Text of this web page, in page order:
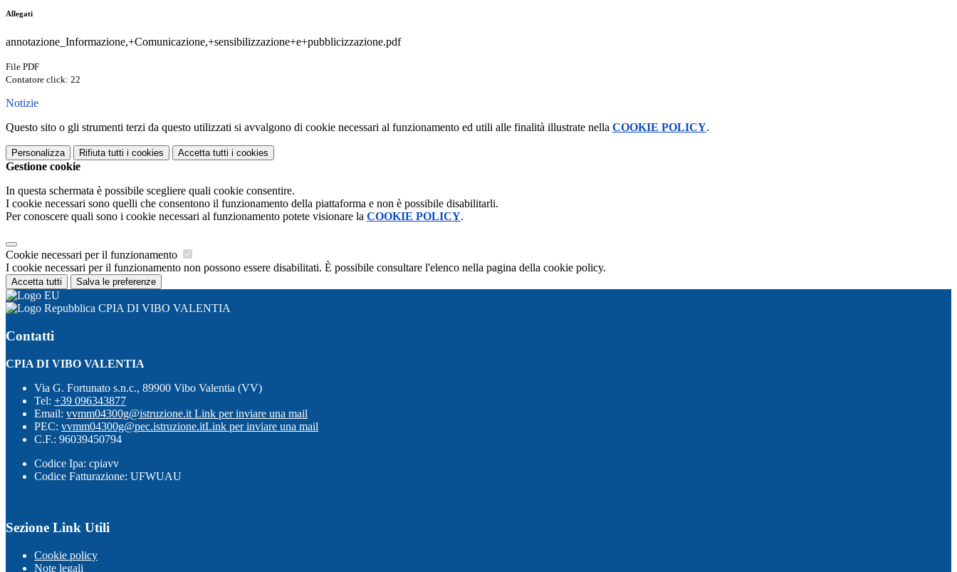
Allegati
annotazione_Informazione,+Comunicazione,+sensibilizzazione+e+pubblicizzazione.pdf
File PDF
Contatore click: 22
Notizie
Questo sito o gli strumenti terzi da questo utilizzati si avvalgono di cookie necessari al funzionamento ed utili alle finalità illustrate nella COOKIE POLICY.
Personalizza Rifiuta tutti i cookies Accetta tutti i cookies
Gestione cookie
In questa schermata è possibile scegliere quali cookie consentire.
I cookie necessari sono quelli che consentono il funzionamento della piattaforma e non è possibile disabilitarli.
Per conoscere quali sono i cookie necessari al funzionamento potete visionare la COOKIE POLICY.
Cookie necessari per il funzionamento
I cookie necessari per il funzionamento non possono essere disabilitati. È possibile consultare l'elenco nella pagina della cookie policy.
Accetta tutti Salva le preferenze
CPIA DI VIBO VALENTIA
Contatti
CPIA DI VIBO VALENTIA
Via G. Fortunato s.n.c., 89900 Vibo Valentia (VV)
Tel: +39 096343877
Email: vvmm04300g@istruzione.it Link per inviare una mail
PEC: vvmm04300g@pec.istruzione.itLink per inviare una mail
C.F.: 96039450794
Codice Ipa: cpiavv
Codice Fatturazione: UFWUAU
Sezione Link Utili
Cookie policy
Note legali